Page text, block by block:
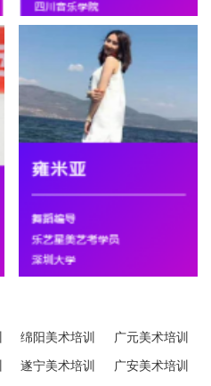
绵阳美术培训
广元美术培训
遂宁美术培训 广安美术培训